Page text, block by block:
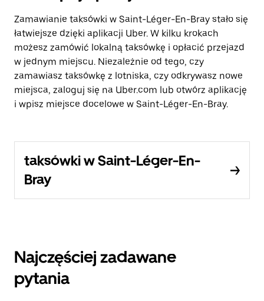
Zamawianie taksówki w Saint-Léger-En-Bray stało się
łatwiejsze dzięki aplikacji Uber. W kilku krokach
możesz zamówić lokalną taksówkę i opłacić przejazd
w jednym miejscu. Niezależnie od tego, czy
zamawiasz taksówkę z lotniska, czy odkrywasz nowe
miejsca, zaloguj się na Uber.com lub otwórz aplikację
i wpisz miejsce docelowe w Saint-Léger-En-Bray.
taksówki w Saint-Léger-En-
Bray
Najczęściej zadawane
pytania